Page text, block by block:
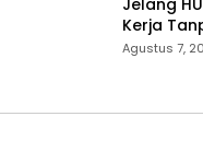
Jelang
Kerja
Agustus 7,